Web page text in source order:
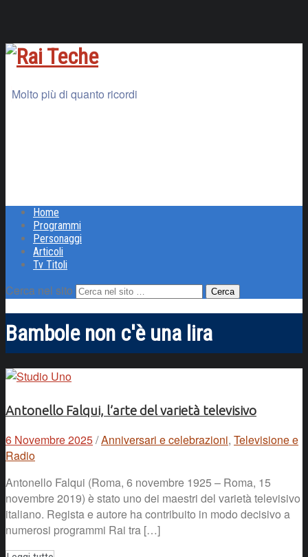
Molto più di quanto ricordi
Home
Programmi
Personaggi
Articoli
Tv Titoli
Cerca nel sito
Bambole non c'è una lira
Antonello Falqui, l’arte del varietà televisivo
6 Novembre 2025/Anniversari e celebrazioni, Televisione e
Radio
Antonello Falqui (Roma, 6 novembre 1925 – Roma, 15
novembre 2019) è stato uno dei maestri del varietà televisivo
italiano. Regista e autore ha contribuito in modo decisivo a
numerosi programmi Rai tra […]